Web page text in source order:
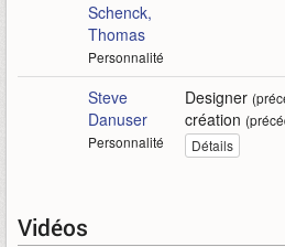
Schenck,
Thomas
Personnalité
Steve
Danuser
Personnalité
Designer
création
Détails
Vidéos